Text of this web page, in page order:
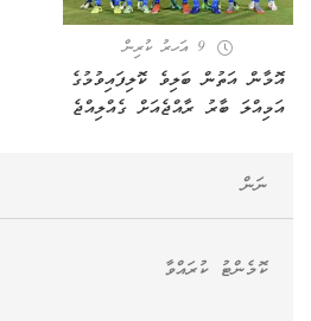
9 އަހރު ކުރިން
އޮމާން އަތުން ބަލިވެ ކޮލިފައިވުމުގެ
އަމިއްލަ ބާރު ރާއްޖެއަށް ގެއްލިއްޖެ